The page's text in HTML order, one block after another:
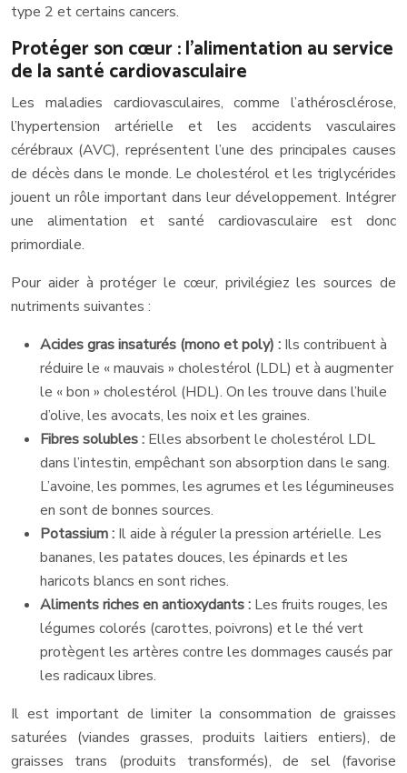
type 2 et certains cancers.
Protéger son cœur : l’alimentation au service
de la santé cardiovasculaire
Les maladies cardiovasculaires, comme l’athérosclérose,
l’hypertension artérielle et les accidents vasculaires
cérébraux (AVC), représentent l’une des principales causes
de décès dans le monde. Le cholestérol et les triglycérides
jouent un rôle important dans leur développement. Intégrer
une alimentation et santé cardiovasculaire est donc
primordiale.
Pour aider à protéger le cœur, privilégiez les sources de
nutriments suivantes :
Acides gras insaturés (mono et poly) : Ils contribuent à
réduire le « mauvais » cholestérol (LDL) et à augmenter
le « bon » cholestérol (HDL). On les trouve dans l’huile
d’olive, les avocats, les noix et les graines.
Fibres solubles : Elles absorbent le cholestérol LDL
dans l’intestin, empêchant son absorption dans le sang.
L’avoine, les pommes, les agrumes et les légumineuses
en sont de bonnes sources.
Potassium : Il aide à réguler la pression artérielle. Les
bananes, les patates douces, les épinards et les
haricots blancs en sont riches.
Aliments riches en antioxydants : Les fruits rouges, les
légumes colorés (carottes, poivrons) et le thé vert
protègent les artères contre les dommages causés par
les radicaux libres.
Il est important de limiter la consommation de graisses
saturées (viandes grasses, produits laitiers entiers), de
graisses trans (produits transformés), de sel (favorise